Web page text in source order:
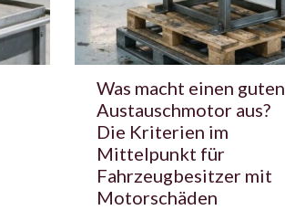
Was macht einen guten
Austauschmotor aus?
Die Kriterien im
Mittelpunkt für
Fahrzeugbesitzer mit
Motorschäden